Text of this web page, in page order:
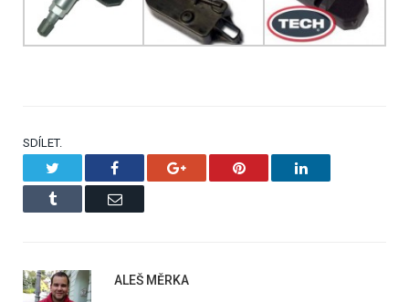
SDÍLET.
Facebook Google+ Pinterest LinkedIn
Tumblr Email
ALEŠ MĚRKA